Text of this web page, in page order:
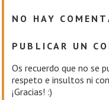
NO HAY
PUBLICAR UN
Os recuerdo que no se
respeto e insultos ni
¡Gracias! :)